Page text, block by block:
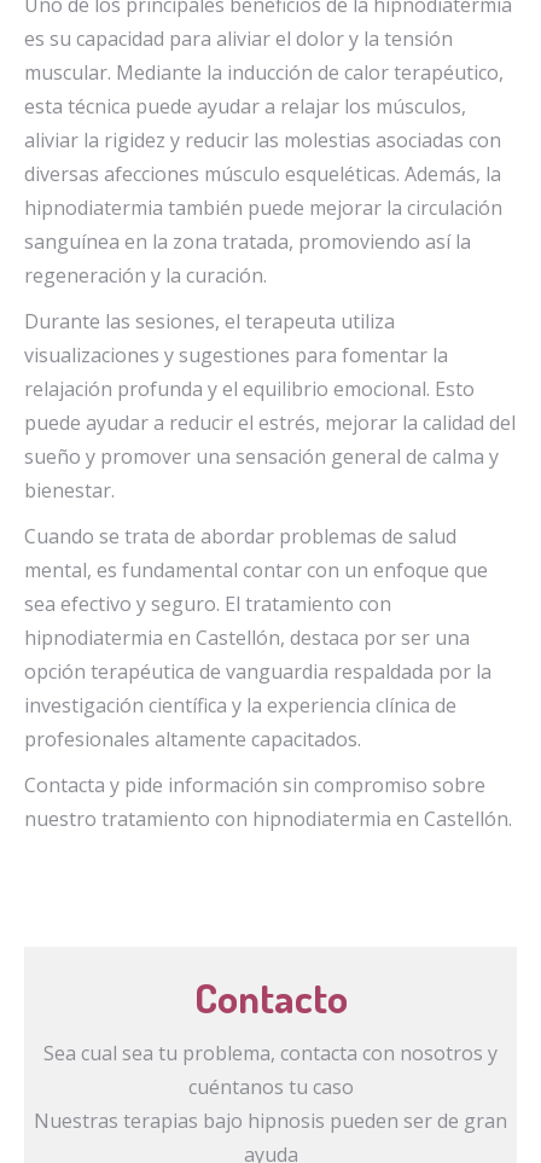
es su capacidad para aliviar el dolor y la tensión
muscular. Mediante la inducción de calor terapéutico,
esta técnica puede ayudar a relajar los músculos,
aliviar la rigidez y reducir las molestias asociadas con
diversas afecciones músculo esqueléticas. Además, la
hipnodiatermia también puede mejorar la circulación
sanguínea en la zona tratada, promoviendo así la
regeneración y la curación.
Durante las sesiones, el terapeuta utiliza
visualizaciones y sugestiones para fomentar la
relajación profunda y el equilibrio emocional. Esto
puede ayudar a reducir el estrés, mejorar la calidad del
sueño y promover una sensación general de calma y
bienestar.
Cuando se trata de abordar problemas de salud
mental, es fundamental contar con un enfoque que
sea efectivo y seguro. El tratamiento con
hipnodiatermia en Castellón, destaca por ser una
opción terapéutica de vanguardia respaldada por la
investigación científica y la experiencia clínica de
profesionales altamente capacitados.
Contacta y pide información sin compromiso sobre
nuestro tratamiento con hipnodiatermia en Castellón.
Contacto
Sea cual sea tu problema, contacta con nosotros y
cuéntanos tu caso
Nuestras terapias bajo hipnosis pueden ser de gran
ayuda